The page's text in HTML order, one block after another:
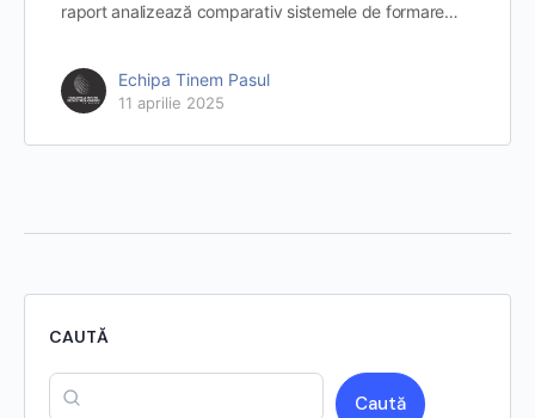
raport analizează comparativ sistemele de formare…
Echipa Tinem Pasul
11 aprilie 2025
CAUTĂ
Caută